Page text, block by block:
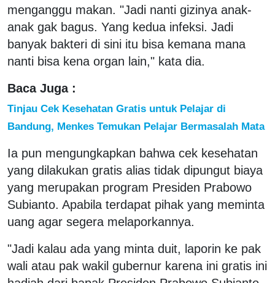
menganggu makan. "Jadi nanti gizinya anak-
anak gak bagus. Yang kedua infeksi. Jadi
banyak bakteri di sini itu bisa kemana mana
nanti bisa kena organ lain," kata dia.
Baca Juga :
Tinjau Cek Kesehatan Gratis untuk Pelajar di
Bandung, Menkes Temukan Pelajar Bermasalah Mata
Ia pun mengungkapkan bahwa cek kesehatan
yang dilakukan gratis alias tidak dipungut biaya
yang merupakan program Presiden Prabowo
Subianto. Apabila terdapat pihak yang meminta
uang agar segera melaporkannya.
"Jadi kalau ada yang minta duit, laporin ke pak
wali atau pak wakil gubernur karena ini gratis ini